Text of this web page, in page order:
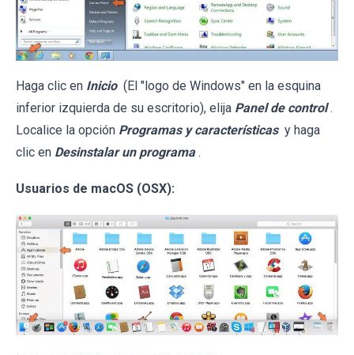
Haga clic en Inicio (El "logo de Windows" en la esquina
inferior izquierda de su escritorio), elija Panel de control .
Localice la opción Programas y características y haga
clic en Desinstalar un programa .
Usuarios de macOS (OSX):